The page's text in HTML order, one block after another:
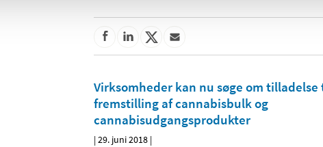
Virksomheder kan nu søge om tilladelse
fremstilling af cannabisbulk og
cannabisudgangsprodukter
|29. juni 2018 |